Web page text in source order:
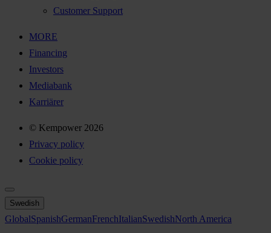
Customer Support
MORE
Financing
Investors
Mediabank
Karriärer
© Kempower 2026
Privacy policy
Cookie policy
Swedish
GlobalSpanishGermanFrenchItalianSwedishNorth America